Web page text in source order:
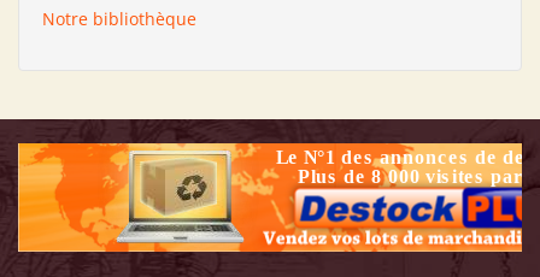
Notre bibliothèque